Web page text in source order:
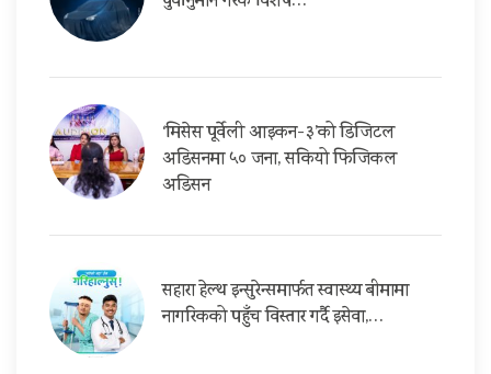
‘मिसेस पूर्वेली आइकन-३’को डिजिटल
अडिसनमा ५० जना, सकियो फिजिकल
अडिसन
सहारा हेल्थ इन्सुरेन्समार्फत स्वास्थ्य बीमामा
नागरिकको पहुँच विस्तार गर्दै इसेवा,…